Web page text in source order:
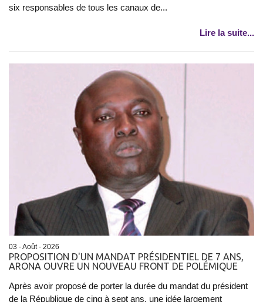
six responsables de tous les canaux de...
Lire la suite...
03 - Août - 2026
PROPOSITION D'UN MANDAT PRÉSIDENTIEL DE 7 ANS,
ARONA OUVRE UN NOUVEAU FRONT DE POLÉMIQUE
Après avoir proposé de porter la durée du mandat du président
de la République de cinq à sept ans, une idée largement